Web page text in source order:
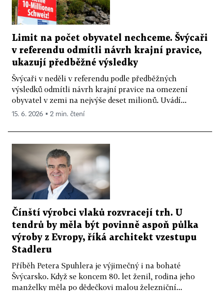
Limit na počet obyvatel nechceme. Švýcaři
v referendu odmítli návrh krajní pravice,
ukazují předběžné výsledky
Švýcaři v neděli v referendu podle předběžných
výsledků odmítli návrh krajní pravice na omezení
obyvatel v zemi na nejvýše deset milionů. Uvádí...
15. 6. 2026 ▪ 2 min. čtení
Čínští výrobci vlaků rozvracejí trh. U
tendrů by měla být povinně aspoň půlka
výroby z Evropy, říká architekt vzestupu
Stadleru
Příběh Petera Spuhlera je výjimečný i na bohaté
Švýcarsko. Když se koncem 80. let ženil, rodina jeho
manželky měla po dědečkovi malou železniční...